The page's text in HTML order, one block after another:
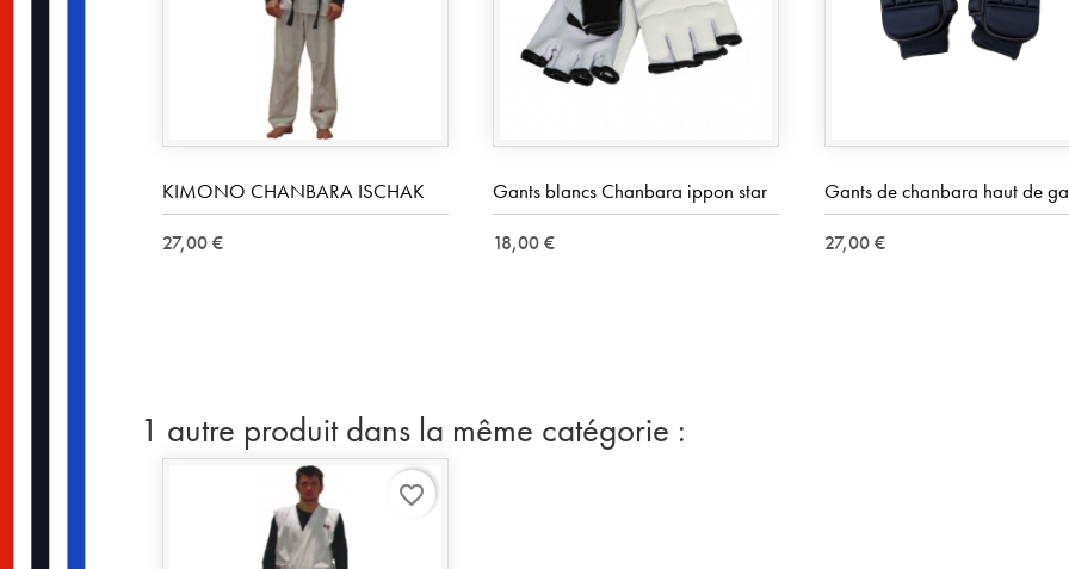
KIMONO CHANBARA ISCHAK
27,00 €
Gants blancs Chanbara ippon star
18,00 €
Gants de chanbara haut de
27,00 €
1 autre produit dans la même catégorie :
favorite_border